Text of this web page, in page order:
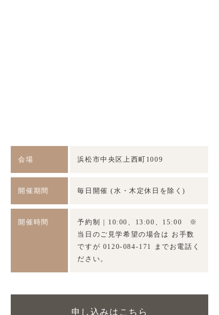
会場 浜松市中央区上西町1009
開催期間 毎日開催 (水・木定休日を除く)
開催時間
予約制 | 10:00、13:00、15:00 ※
当日のご見学希望の場合は お手数
ですが 0120-084-171 までお電話く
ださい。
申し込みはこちら